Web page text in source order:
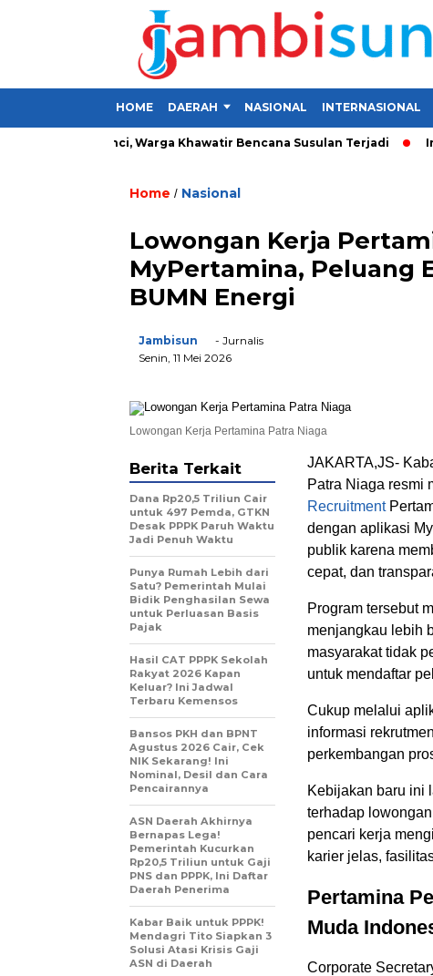
HOME DAERAH NASIONAL INTERNASIONAL
di Kerinci, Warga Khawatir Bencana Susulan Terjadi
Home / Nasional
Lowongan Kerja
MyPertamina, Peluang
BUMN Energi
Jambisun
- Jurnalis
Senin, 11 Mei 2026
Lowongan Kerja Pertamina Patra Niaga
JAKARTA,JS-
Patra Niaga resmi
Recruitment
dengan aplikasi
publik karena
cepat, dan
Program tersebut
menjangkau lebih
masyarakat tidak
untuk mendaftar
Cukup melalui
informasi
perkembangan
Kebijakan baru ini
terhadap
pencari kerja
karier jelas,
Pertamina
Muda
Corporate
Berita Terkait
Dana Rp20,5 Triliun Cair
untuk 497 Pemda, GTKN
Desak PPPK Paruh Waktu
Jadi Penuh Waktu
Punya Rumah Lebih dari
Satu? Pemerintah Mulai
Bidik Penghasilan Sewa
untuk Perluasan Basis
Pajak
Hasil CAT PPPK Sekolah
Rakyat 2026 Kapan
Keluar? Ini Jadwal
Terbaru Kemensos
Bansos PKH dan BPNT
Agustus 2026 Cair, Cek
NIK Sekarang! Ini
Nominal, Desil dan Cara
Pencairannya
ASN Daerah Akhirnya
Bernapas Lega!
Pemerintah Kucurkan
Rp20,5 Triliun untuk Gaji
PNS dan PPPK, Ini Daftar
Daerah Penerima
Kabar Baik untuk PPPK!
Mendagri Tito Siapkan 3
Solusi Atasi Krisis Gaji
ASN di Daerah